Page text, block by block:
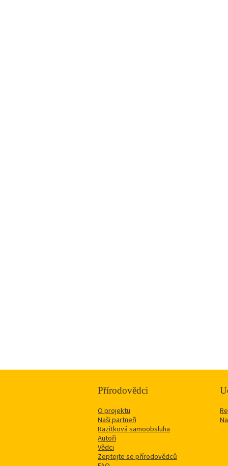
Přírodovědci
O projektu
Naši partneři
Razítková samoobsluha
Autoři
Vědci
Zeptejte se přírodovědců